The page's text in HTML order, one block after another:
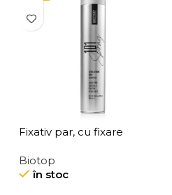
Fixativ par, cu fixare
Strong Hold Hairspray
Biotop
în stoc